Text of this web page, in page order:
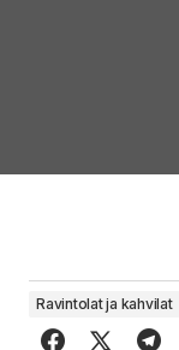
Ravintolat ja kahvilat